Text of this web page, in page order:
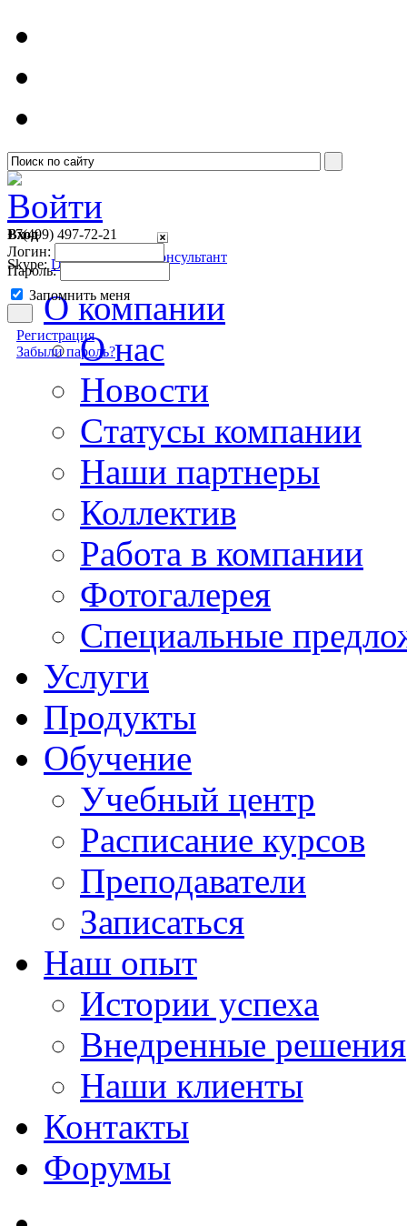
Войти
Вход
Логин:
Пароль:
Запомнить меня
Регистрация
Забыли пароль?
+7(499) 497-72-21
Онлайн консультант
Skype: Detsoft1
О компании
О нас
Новости
Cтатусы компании
Наши партнеры
Коллектив
Работа в компании
Фотогалерея
Специальные
Услуги
Продукты
Обучение
Учебный центр
Расписание курсов
Преподаватели
Записаться
Наш опыт
Истории успеха
Внедренные решения
Наши клиенты
Контакты
Форумы